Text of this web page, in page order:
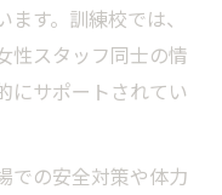
す。訓練校では、
性スタッフ同士の情
にサポートされてい
での安全対策や体力